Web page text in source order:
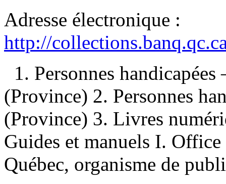
Adresse électronique :
http://
1. Personnes
(Province) 2. Personnes
(Province) 3. Livres
Guides et manuels I. Office
Québec, organisme de